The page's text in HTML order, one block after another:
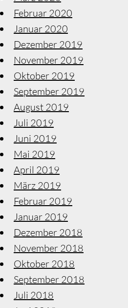
Februar 2020
Januar 2020
Dezember 2019
November 2019
Oktober 2019
September 2019
August 2019
Juli 2019
Juni 2019
Mai 2019
April 2019
März 2019
Februar 2019
Januar 2019
Dezember 2018
November 2018
Oktober 2018
September 2018
Juli 2018